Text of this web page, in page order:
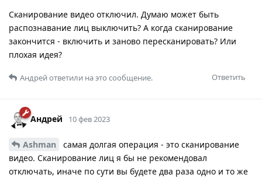
Сканирование видео отключил. Думаю может быть
распознавание лиц выключить? А когда сканирование
закончится - включить и заново пересканировать? Или
плохая идея?
Ответить
Андрейответили на это сообщение.
Андрей 10 фев 2023
Ashman
самая долгая операция - это сканирование
видео. Сканирование лиц я бы не рекомендовал
отключать, иначе по сути вы будете два раза одно и то же